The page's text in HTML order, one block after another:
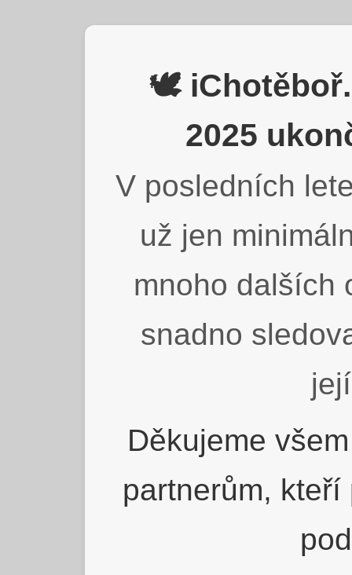
🕊️
2025
V posledních
už jen
mnoho dalších
snadno
Děkujeme
partnerům,